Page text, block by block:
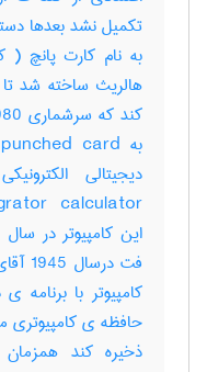
تکمیل نشد بعدها
به نام کارت پانچ
هالریث ساخته شد
دیجیتالی
calculator
فت
کامپیوتر با برنامه
حافظه ی کامپیوتری
ذخیره کند